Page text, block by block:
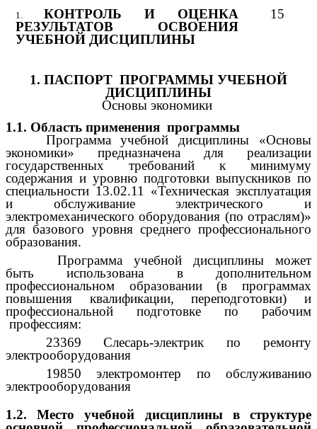
КОНТРОЛЬ И ОЦЕНКА
РЕЗУЛЬТАТОВ ОСВОЕНИЯ
УЧЕБНОЙ ДИСЦИПЛИНЫ
15
1. ПАСПОРТ ПРОГРАММЫ УЧЕБНОЙ
ДИСЦИПЛИНЫ
Основы экономики
1.1. Область применения программы
Программа учебной дисциплины «Основы
экономики» предназначена для реализации
государственных требований к минимуму
содержания и уровню подготовки выпускников по
специальности 13.02.11 «Техническая эксплуатация
и обслуживание электрического и
электромеханического оборудования (по отраслям)»
для базового уровня среднего профессионального
образования.
Программа учебной дисциплины может
быть использована в дополнительном
профессиональном образовании (в программах
повышения квалификации, переподготовки) и
профессиональной подготовке по рабочим
профессиям:
23369 Слесарь-электрик по ремонту
электрооборудования
19850 электромонтер по обслуживанию
электрооборудования
1.2. Место учебной дисциплины в структуре